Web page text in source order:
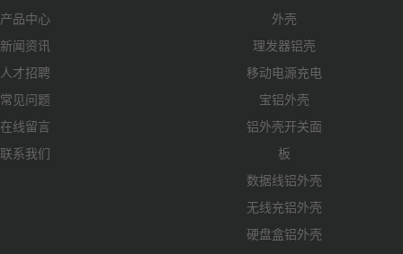
产品中心
新闻资讯
人才招聘
常见问题
在线留言
联系我们
外壳
理发器铝壳
移动电源充电
宝铝外壳
铝外壳开关面
板
数据线铝外壳
无线充铝外壳
硬盘盒铝外壳